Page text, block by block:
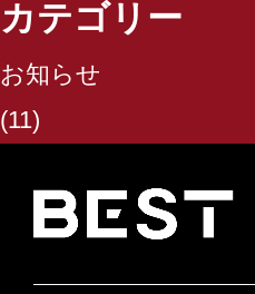
カテゴリー
お知らせ
(11)